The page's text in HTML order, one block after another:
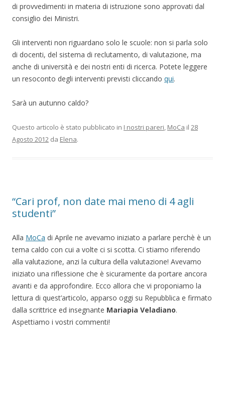
di provvedimenti in materia di istruzione sono approvati dal
consiglio dei Ministri.
Gli interventi non riguardano solo le scuole: non si parla solo
di docenti, del sistema di reclutamento, di valutazione, ma
anche di università e dei nostri enti di ricerca. Potete leggere
un resoconto degli interventi previsti cliccando qui.
Sarà un autunno caldo?
Questo articolo è stato pubblicato in I nostri pareri, MoCa il 28
Agosto 2012 da Elena.
“Cari prof, non date mai meno di 4 agli
studenti”
Alla MoCa di Aprile ne avevamo iniziato a parlare perchè è un
tema caldo con cui a volte ci si scotta. Ci stiamo riferendo
alla valutazione, anzi la cultura della valutazione! Avevamo
iniziato una riflessione che è sicuramente da portare ancora
avanti e da approfondire. Ecco allora che vi proponiamo la
lettura di quest’articolo, apparso oggi su Repubblica e firmato
dalla scrittrice ed insegnante Mariapia Veladiano.
Aspettiamo i vostri commenti!